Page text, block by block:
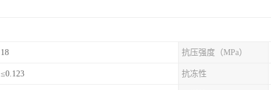
18 抗压强度（MPa）
≤0.123 抗冻性